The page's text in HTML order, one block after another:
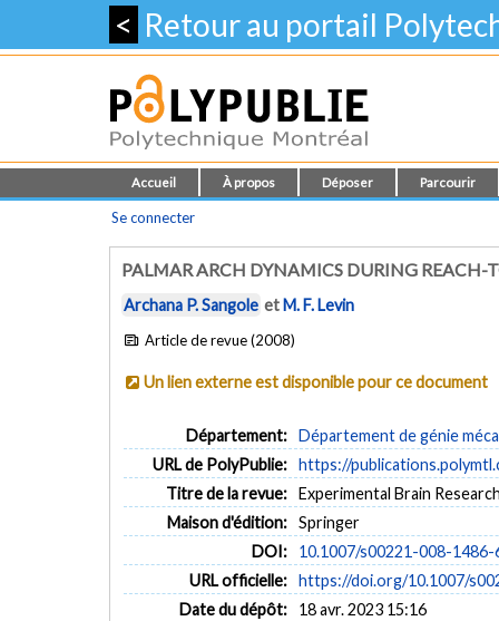
< Retour au portail
Accueil À propos Déposer Parcourir
Se connecter
PALMAR ARCH DYNAMICS DURING REACH-
Archana P. Sangole etM. F. Levin
Article de revue (2008)
Un lien externe est disponible pour ce document
Département: Département de génie
URL de PolyPublie: https://
Titre de la revue: Experimental Brain
Maison d'édition: Springer
DOI:
10.1007/s00221-008-1486-
URL officielle: https://doi.org/10.1007/
Date du dépôt:
18 avr. 2023 15:16